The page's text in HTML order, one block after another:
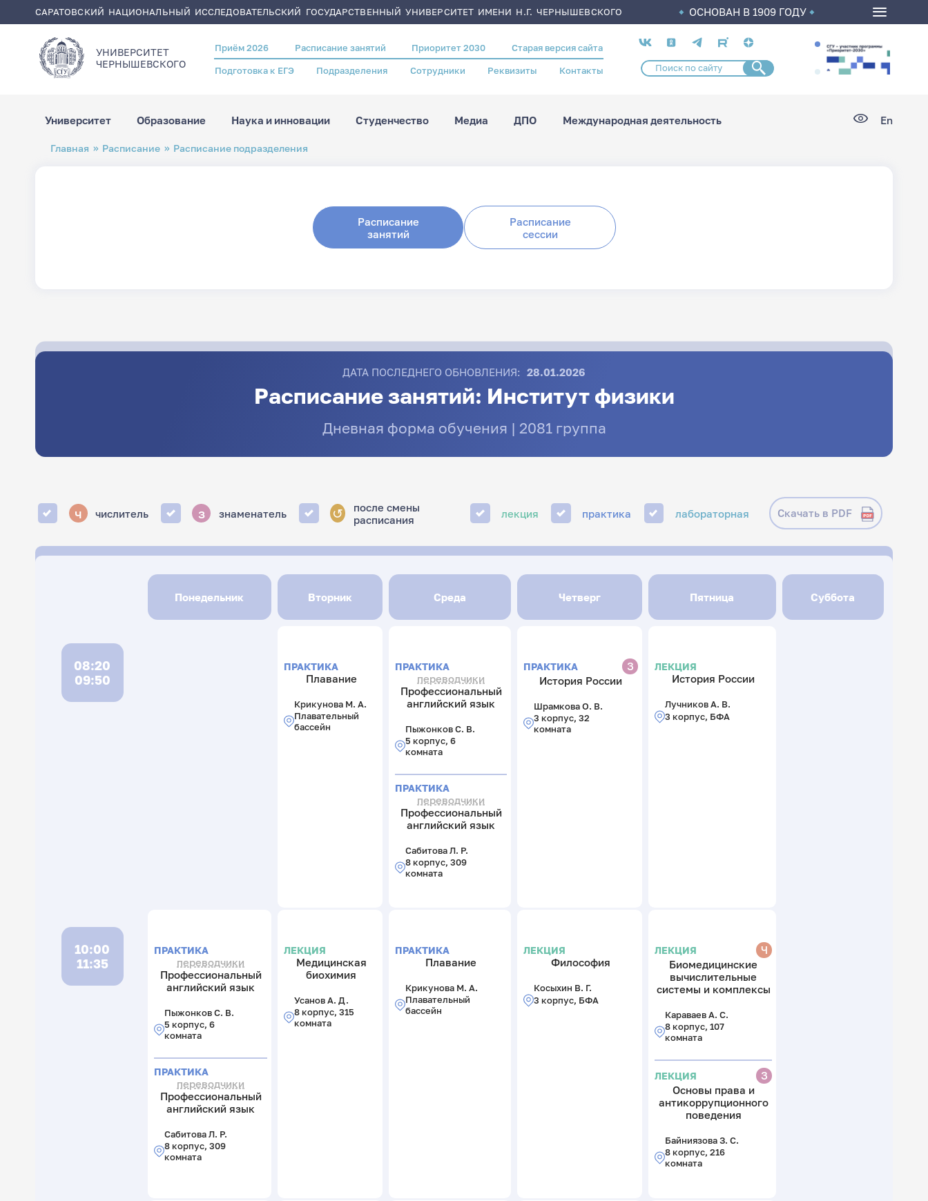
САРАТОВСКИЙ НАЦИОНАЛЬНЫЙ ИССЛЕДОВАТЕЛЬСКИЙ ГОСУДАРСТВЕННЫЙ УНИВЕРСИТЕТ ИМЕНИ Н.Г. ЧЕРНЫШЕВСКОГО ОСНОВАН В 1909 ГОДУ
УНИВЕРСИТЕТ
ЧЕРНЫШЕВСКОГO
Header
menu
Приём 2026 Расписание занятий Приоритет 2030 Старая версия сайта
Подготовка к ЕГЭ Подразделения Сотрудники Реквизиты Контакты
Социальные
сети
Университет Образование Наука и инновации Студенчество Медиа ДПО Международная деятельность En
Строка
навигации
Главная Расписание Расписание подразделения
Расписание
занятий
Расписание
сессии
ДАТА ПОСЛЕДНЕГО ОБНОВЛЕНИЯ: 28.01.2026
Расписание занятий: Институт физики
Дневная форма обучения | 2081 группа
ч числитель з знаменатель ↺
после смены
расписания
лекция практика лабораторная Скачать в PDF
Понедельник Вторник Среда Четверг Пятница Суббота
08:20
09:50
ПРАКТИКА
Плавание
Крикунова М. А.
Плавательный
бассейн
ПРАКТИКА
переводчики
Профессиональный
английский язык
Пыжонков С. В.
5 корпус, 6
комната
ПРАКТИКА
переводчики
Профессиональный
английский язык
Сабитова Л. Р.
8 корпус, 309
комната
ПРАКТИКА
З
История России
Шрамкова О. В.
3 корпус, 32
комната
ЛЕКЦИЯ
История России
Лучников А. В.
3 корпус, БФА
10:00
11:35
ПРАКТИКА
переводчики
Профессиональный
английский язык
Пыжонков С. В.
5 корпус, 6
комната
ПРАКТИКА
переводчики
Профессиональный
английский язык
Сабитова Л. Р.
8 корпус, 309
комната
ЛЕКЦИЯ
Медицинская
биохимия
Усанов А. Д.
8 корпус, 315
комната
ПРАКТИКА
Плавание
Крикунова М. А.
Плавательный
бассейн
ЛЕКЦИЯ
Философия
Косыхин В. Г.
3 корпус, БФА
ЛЕКЦИЯ
Ч
Биомедицинские
вычислительные
системы и комплексы
Караваев А. С.
8 корпус, 107
комната
ЛЕКЦИЯ
З
Основы права и
антикоррупционного
поведения
Байниязова З. С.
8 корпус, 216
комната